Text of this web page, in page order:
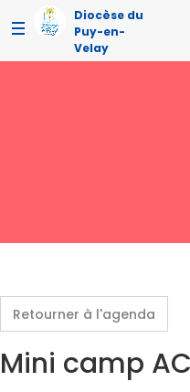
Diocèse du
Puy-en-
Velay
Retourner à l'agenda
Mini camp